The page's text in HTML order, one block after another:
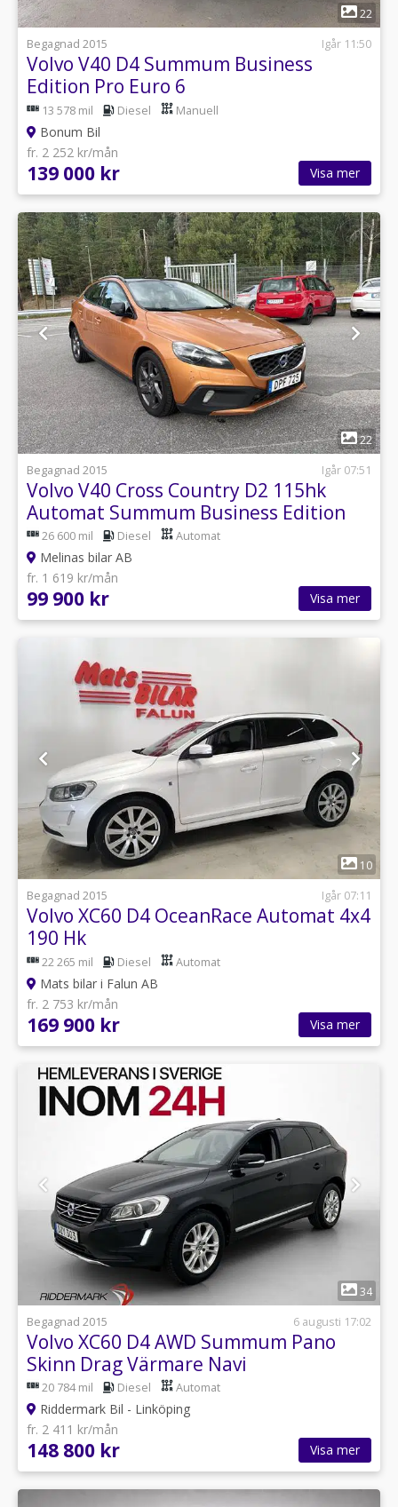
22
Begagnad 2015
Igår 11:50
Volvo V40 D4 Summum Business
Edition Pro Euro 6
13 578 mil Diesel Manuell
Bonum Bil
fr. 2 252 kr/mån
139 000 kr Visa mer
1
22
Begagnad 2015
Igår 07:51
Volvo V40 Cross Country D2 115hk
Automat Summum Business Edition
Navi Panorama
26 600 mil Diesel Automat
Melinas bilar AB
fr. 1 619 kr/mån
99 900 kr Visa mer
1
10
Begagnad 2015
Igår 07:11
Volvo XC60 D4 OceanRace Automat 4x4
190 Hk
22 265 mil Diesel Automat
Mats bilar i Falun AB
fr. 2 753 kr/mån
169 900 kr Visa mer
1
34
Begagnad 2015
6 augusti 17:02
Volvo XC60 D4 AWD Summum Pano
Skinn Drag Värmare Navi
20 784 mil Diesel Automat
Riddermark Bil - Linköping
fr. 2 411 kr/mån
148 800 kr Visa mer